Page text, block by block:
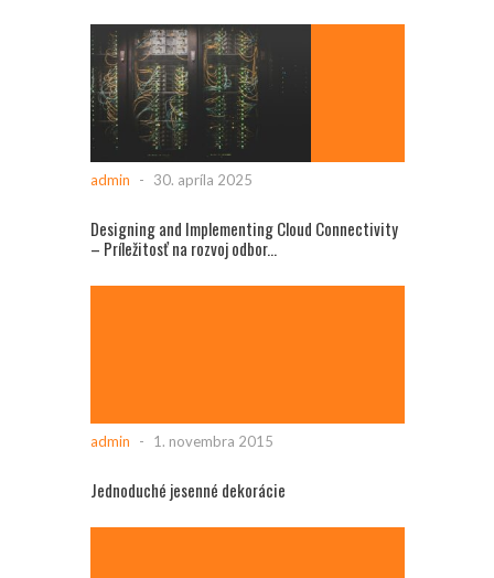
admin - 30. apríla 2025
Designing and Implementing Cloud Connectivity
– Príležitosť na rozvoj odbor...
admin - 1. novembra 2015
Jednoduché jesenné dekorácie